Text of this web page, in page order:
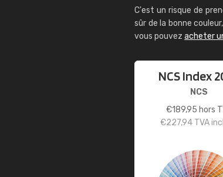
C'est un risque de
sûr de la bonne
vous pouvez acheter
NCS Index
NCS
€189,95 hors
€227,94 TVA